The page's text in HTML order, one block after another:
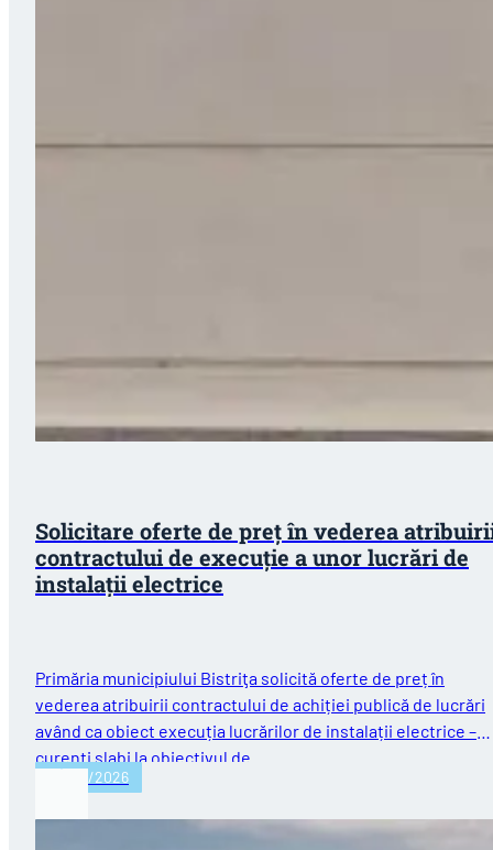
Solicitare oferte de preț în vederea
contractului de execuție a unor lucrări de
instalații electrice
Primăria municipiului Bistriţa solicită oferte de preț în
vederea atribuirii contractului de achiției publică de lucrări
având ca obiect execuția lucrărilor de instalații electrice –
curenți slabi la obiectivul de…
25/03/2026